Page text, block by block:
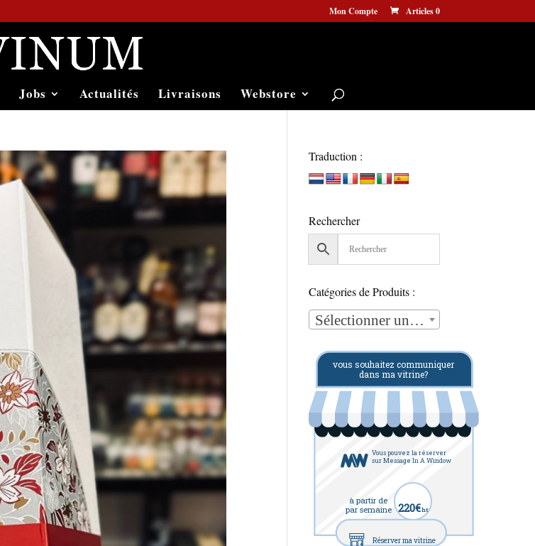
Mon Compte Articles 0
Jobs Actualités Livraisons Webstore
Traduction :
Rechercher
Catégories de Produits :
Sélectionner une catégorie
vous souhaitez communiquer
dans ma vitrine?
Vous pouvez la réserver
sur Message In A Window
à partir de
par semaine 220€ht
Réserver ma vitrine